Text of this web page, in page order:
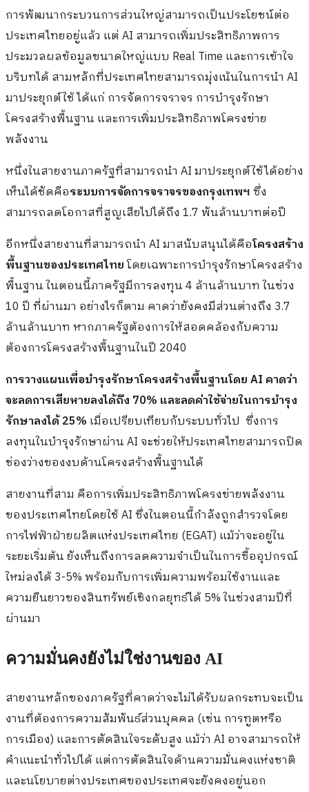
การพัฒนากระบวนการส่วนใหญ่สามารถเป็นประโยชน์ต่อ
ประเทศไทยอยู่แล้ว แต่ AI สามารถเพิ่มประสิทธิภาพการ
ประมวลผลข้อมูลขนาดใหญ่แบบ Real Time และการเข้าใจ
บริบทได้ สามหลักที่ประเทศไทยสามารถมุ่งเน้นในการนำ AI
มาประยุกต์ใช้ ได้แก่ การจัดการจราจร การบำรุงรักษา
โครงสร้างพื้นฐาน และการเพิ่มประสิทธิภาพโครงข่าย
พลังงาน
หนึ่งในสายงานภาครัฐที่สามารถนำ AI มาประยุกต์ใช้ได้อย่าง
เห็นได้ชัดคือระบบการจัดการจราจรของกรุงเทพฯซึ่ง
สามารถลดโอกาสที่สูญเสียไปได้ถึง 1.7 พันล้านบาทต่อปี
อีกหนึ่งสายงานที่สามารถนำ AI มาสนับสนุนได้คือโครงสร้าง
พื้นฐานของประเทศไทยโดยเฉพาะการบำรุงรักษาโครงสร้าง
พื้นฐาน ในตอนนี้ภาครัฐมีการลงทุน 4 ล้านล้านบาท ในช่วง
10 ปี ที่ผ่านมา อย่างไรก็ตาม คาดว่ายังคงมีส่วนต่างถึง 3.7
ล้านล้านบาท หากภาครัฐต้องการให้สอดคล้องกับความ
ต้องการโครงสร้างพื้นฐานในปี 2040
การวางแผนเพื่อบำรุงรักษาโครงสร้างพื้นฐานโดย AI คาดว่า
จะลดการเสียหายลงได้ถึง 70% และลดค่าใช้จ่ายในการบำรุง
รักษาลงได้ 25% เมื่อเปรียบเทียบกับระบบทั่วไป ซึ่งการ
ลงทุนในบำรุงรักษาผ่าน AI จะช่วยให้ประเทศไทยสามารถปิด
ช่องว่างของงบด้านโครงสร้างพื้นฐานได้
สายงานที่สาม คือการเพิ่มประสิทธิภาพโครงข่ายพลังงาน
ของประเทศไทยโดยใช้ AI ซึ่งในตอนนี้กำลังถูกสำรวจโดย
การไฟฟ้าฝ่ายผลิตแห่งประเทศไทย (EGAT) แม้ว่าจะอยู่ใน
ระยะเริ่มต้น ยังเห็นถึงการลดความจำเป็นในการซื้ออุปกรณ์
ใหม่ลงได้ 3-5% พร้อมกับการเพิ่มความพร้อมใช้งานและ
ความยืนยาวของสินทรัพย์เชิงกลยุทธ์ได้ 5% ในช่วงสามปีที่
ผ่านมา
ความมั่นคงยังไม่ใช่งานของ AI
สายงานหลักของภาครัฐที่คาดว่าจะไม่ได้รับผลกระทบจะเป็น
งานที่ต้องการความสัมพันธ์ส่วนบุคคล (เช่น การทูตหรือ
การเมือง) และการตัดสินใจระดับสูง แม้ว่า AI อาจสามารถให้
คำแนะนำทั่วไปได้ แต่การตัดสินใจด้านความมั่นคงแห่งชาติ
และนโยบายต่างประเทศของประเทศจะยังคงอยู่นอก